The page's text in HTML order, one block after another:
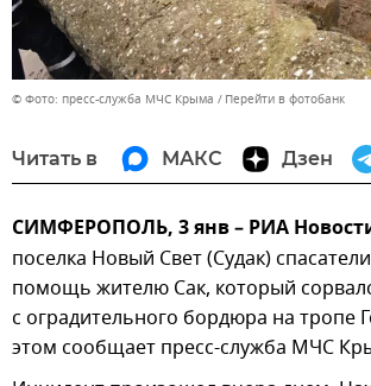
© Фото: пресс-служба МЧС Крыма Перейти в фотобанк
Читать в МАКС Дзен
СИМФЕРОПОЛЬ, 3 янв – РИА
поселка Новый Свет (Судак)
помощь жителю Сак, который
с оградительного бордюра на тропе
этом сообщает пресс-служба МЧС